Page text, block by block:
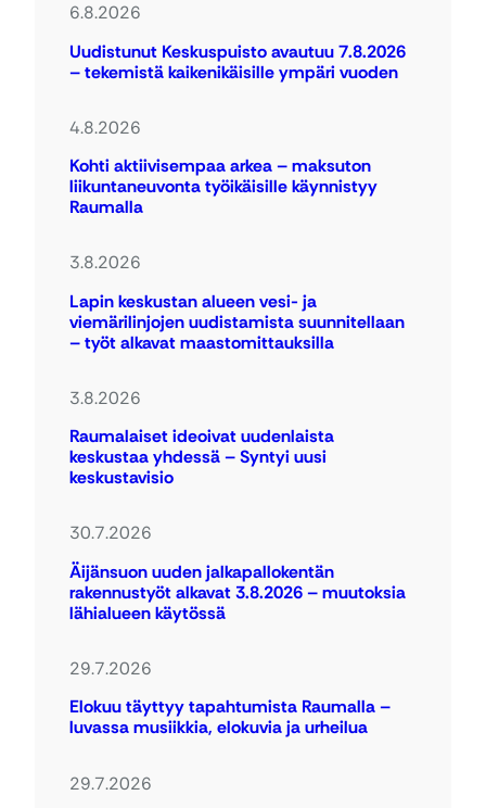
6.8.2026
Uudistunut Keskuspuisto avautuu 7.8.2026
– tekemistä kaikenikäisille ympäri vuoden
4.8.2026
Kohti aktiivisempaa arkea – maksuton
liikuntaneuvonta työikäisille käynnistyy
Raumalla
3.8.2026
Lapin keskustan alueen vesi- ja
viemärilinjojen uudistamista suunnitellaan
– työt alkavat maastomittauksilla
3.8.2026
Raumalaiset ideoivat uudenlaista
keskustaa yhdessä – Syntyi uusi
keskustavisio
30.7.2026
Äijänsuon uuden jalkapallokentän
rakennustyöt alkavat 3.8.2026 – muutoksia
lähialueen käytössä
29.7.2026
Elokuu täyttyy tapahtumista Raumalla –
luvassa musiikkia, elokuvia ja urheilua
29.7.2026